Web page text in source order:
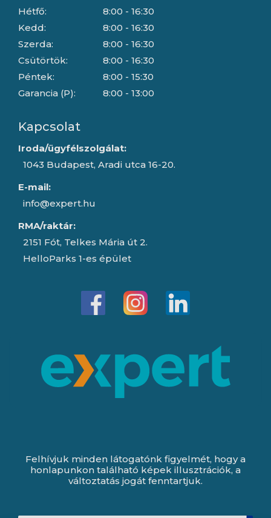
Hétfő:
Kedd:
Szerda:
Csütörtök:
Péntek:
Garancia (P):
8:00 - 16:30
8:00 - 16:30
8:00 - 16:30
8:00 - 16:30
8:00 - 15:30
8:00 - 13:00
Kapcsolat
Iroda/ügyfélszolgálat:
1043 Budapest, Aradi utca 16-20.
E-mail:
info@expert.hu
RMA/raktár:
2151 Fót, Telkes Mária út 2.
HelloParks 1-es épület
Felhívjuk minden látogatónk figyelmét, hogy a
honlapunkon található képek illusztrációk, a
változtatás jogát fenntartjuk.